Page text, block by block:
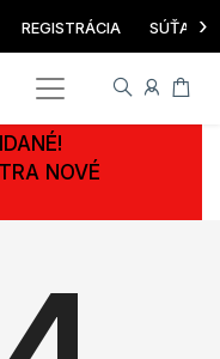
REGISTRÁCIA SÚŤAŽ ›
NOVÉ